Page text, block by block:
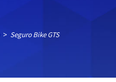
> Seguro Bike GTS